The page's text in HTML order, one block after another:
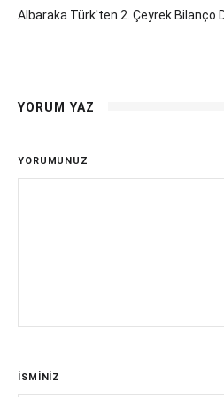
Albaraka Türk'ten 2. Çeyrek Bilanço
YORUM YAZ
YORUMUNUZ
İSMİNİZ